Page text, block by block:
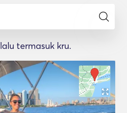
termasuk kru.